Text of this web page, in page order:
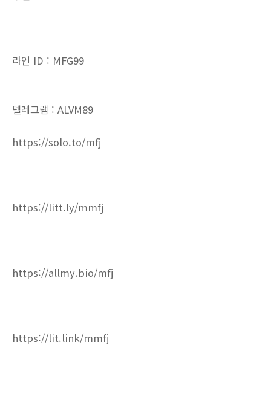
라인 ID : MFG99
텔레그램 : ALVM89
https://solo.to/mfj
https://litt.ly/mmfj
https://allmy.bio/mfj
https://lit.link/mmfj